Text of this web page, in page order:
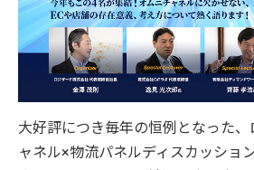
大好評につき毎年の恒例となった
ャネル×物流パネルディスカッショ